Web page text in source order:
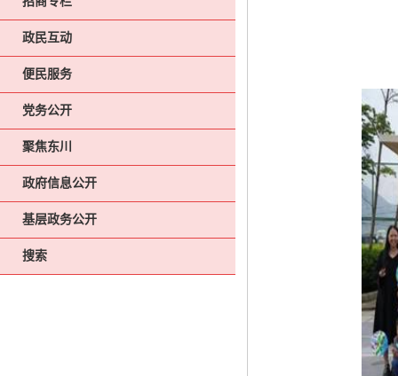
政民互动
便民服务
党务公开
聚焦东川
政府信息公开
基层政务公开
搜索